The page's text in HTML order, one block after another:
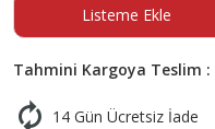
Listeme Ekle
Tahmini Kargoya Teslim :
14 Gün Ücretsiz İade